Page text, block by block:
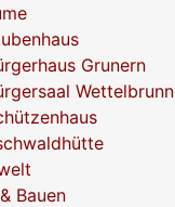
Grunern
Wettelbrunn
Bauen